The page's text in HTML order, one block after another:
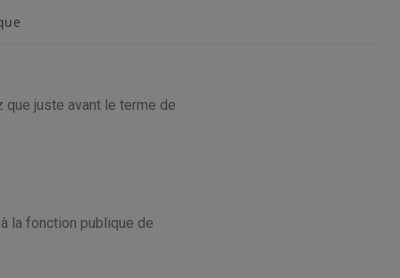
juste avant le terme de
la fonction publique de